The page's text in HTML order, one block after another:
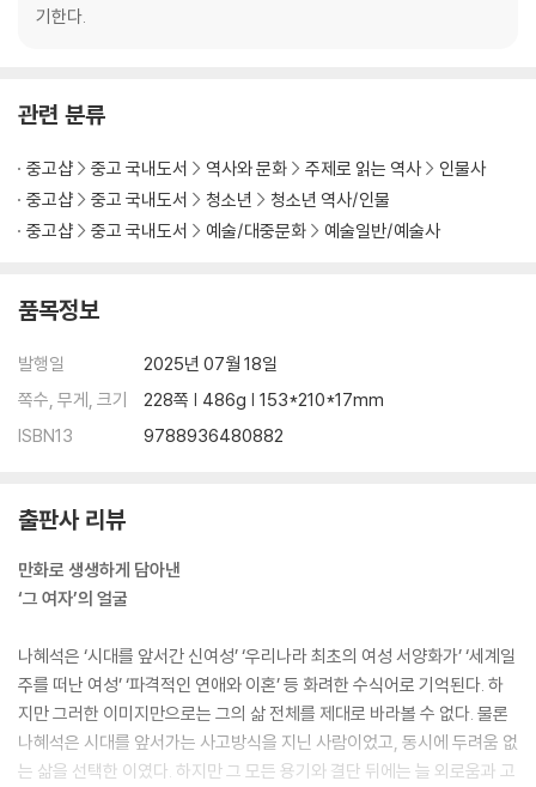
기한다.
관련 분류
중고샵 중고 국내도서 역사와 문화 주제로 읽는 역사
인물사
중고샵
중고 국내도서 청소년
청소년 역사/인물
중고샵
중고 국내도서 예술/대중문화 예술일반/예술사
품목정보
발행일
2025년 07월 18일
쪽수, 무게, 크기
228쪽 | 486g | 153*210*17mm
ISBN13
9788936480882
출판사 리뷰
만화로 생생하게 담아낸
‘그 여자’의 얼굴
나혜석은 ‘시대를 앞서간 신여성’ ‘우리나라 최초의 여성 서양화가’ ‘세계일
주를 떠난 여성’ ‘파격적인 연애와 이혼’ 등 화려한 수식어로 기억된다. 하
지만 그러한 이미지만으로는 그의 삶 전체를 제대로 바라볼 수 없다. 물론
나혜석은 시대를 앞서가는 사고방식을 지닌 사람이었고, 동시에 두려움 없
는 삶을 선택한 이였다. 하지만 그 모든 용기와 결단 뒤에는 늘 외로움과 고